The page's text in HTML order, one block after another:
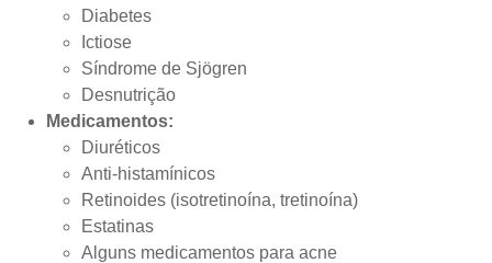
Diabetes
Ictiose
Síndrome de Sjögren
Desnutrição
Medicamentos:
Diuréticos
Anti-histamínicos
Retinoides (isotretinoína, tretinoína)
Estatinas
Alguns medicamentos para acne